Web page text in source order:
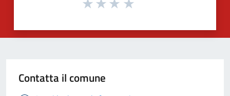
Contatta il comune